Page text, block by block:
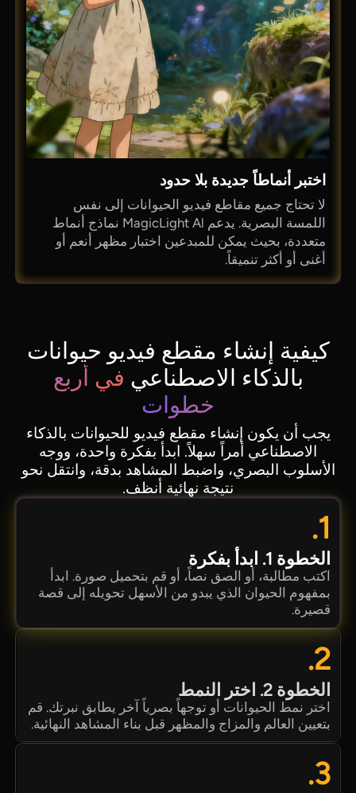
اختبر أنماطاً جديدة بلا حدود
لا تحتاج جميع مقاطع فيديو الحيوانات إلى نفس
اللمسة البصرية. يدعم MagicLight Al نماذج أنماط
متعددة، بحيث يمكن للمبدعين اختبار مظهر أنعم أو
أغنى أو أكثر تنميقاً.
كيفية إنشاء مقطع فيديو حيوانات
بالذكاء الاصطناعي في أربع
خطوات
يجب أن يكون إنشاء مقطع فيديو للحيوانات بالذكاء
الاصطناعي أمراً سهلاً. ابدأ بفكرة واحدة، ووجه
الأسلوب البصري، واضبط المشاهد بدقة، وانتقل نحو
نتيجة نهائية أنظف.
1.
الخطوة 1. ابدأ بفكرة
اكتب مطالبة، أو الصق نصاً، أو قم بتحميل صورة. ابدأ
بمفهوم الحيوان الذي يبدو من الأسهل تحويله إلى قصة
قصيرة.
2.
الخطوة 2. اختر النمط
اختر نمط الحيوانات أو توجهاً بصرياً آخر يطابق نبرتك. قم
بتعيين العالم والمزاج والمظهر قبل بناء المشاهد النهائية.
3.